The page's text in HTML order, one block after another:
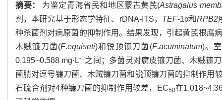
摘要： 为鉴定青海省民和地区蒙古黄芪(Astragalus
剂，本研究基于形态学特征、rDNA-ITS， TEF-1α和RPB2
种杀菌剂对病原菌的抑制作用。结果发现，引起黄芪根腐
木贼镰刀菌(F.equiseti)和锐顶镰刀菌(F.acuminatum)。
0.195~0.588 mg·L-1 之间；多菌灵对腐皮镰刀菌、木贼镰
菌腈对逗号镰刀菌、木贼镰刀菌和锐顶镰刀菌的抑制作用
石硫合剂对4种镰刀菌的抑制作用较差，EC50在